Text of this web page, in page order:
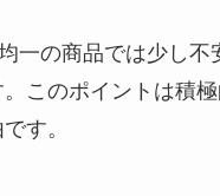
一の商品では少し不
このポイントは積
す。